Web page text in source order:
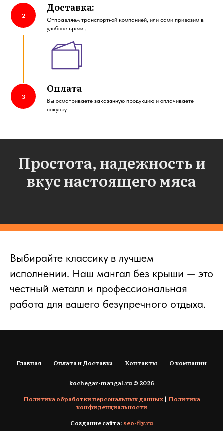
Доставка:
Отправляем транспортной компанией, или сами привозим в
удобное время.
Оплата
Вы осматриваете заказанную продукцию и оплачиваете
покупку
Простота, надежность и
вкус настоящего мяса
Выбирайте классику в лучшем
исполнении. Наш мангал без крыши — это
честный металл и профессиональная
работа для вашего безупречного отдыха.
Главная Оплата и Доставка Контакты О компании
kochegar-mangal.ru © 2026
Политика обработки персональных данных| Политика
конфиденциальности
Создание сайта: seo-fly.ru